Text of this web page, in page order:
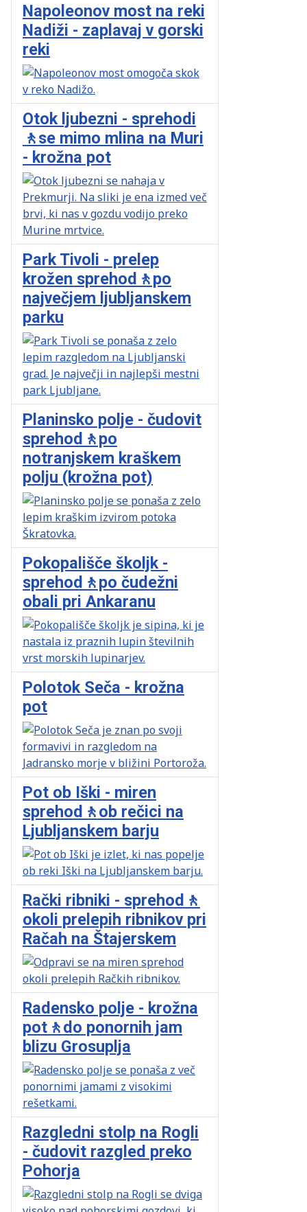
Napoleonov most na reki
Nadiži - zaplavaj v gorski
reki
Otok ljubezni - sprehodi
🚶se mimo mlina na Muri
- krožna pot
Park Tivoli - prelep
krožen sprehod🚶po
največjem ljubljanskem
parku
Planinsko polje - čudovit
sprehod🚶po
notranjskem kraškem
polju (krožna pot)
Pokopališče školjk -
sprehod🚶po čudežni
obali pri Ankaranu
Polotok Seča - krožna
pot
Pot ob Iški - miren
sprehod🚶ob rečici na
Ljubljanskem barju
Rački ribniki - sprehod🚶
okoli prelepih ribnikov pri
Račah na Štajerskem
Radensko polje - krožna
pot🚶do ponornih jam
blizu Grosuplja
Razgledni stolp na Rogli
- čudovit razgled preko
Pohorja